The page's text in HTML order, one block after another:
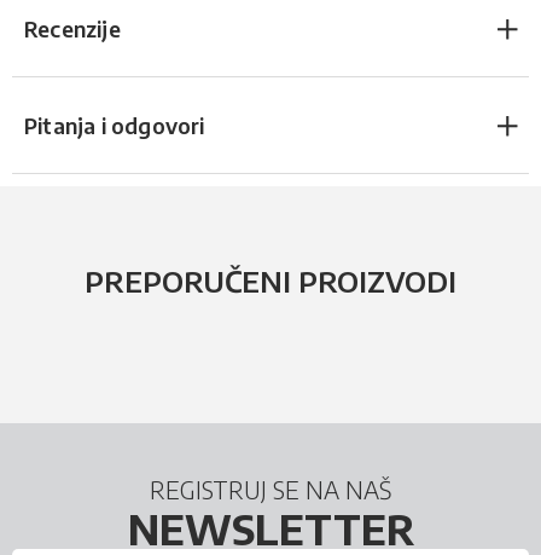
Recenzije
Pitanja i odgovori
PREPORUČENI PROIZVODI
REGISTRUJ SE NA NAŠ
NEWSLETTER